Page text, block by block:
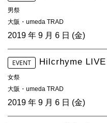
男祭
大阪・umeda TRAD
2019 年 9 月 6 日 (金)
EVENT Hilcrhyme
女祭
大阪・umeda TRAD
2019 年 9 月 6 日 (金)